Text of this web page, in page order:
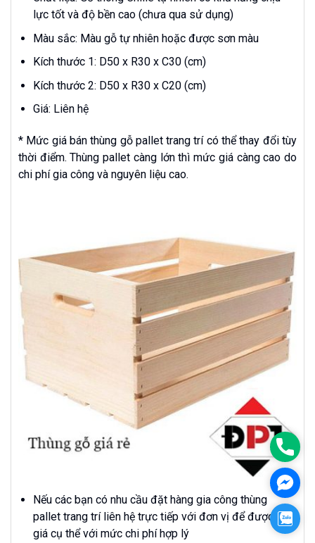
lực tốt và độ bền cao (chưa qua sử dụng)
Màu sắc: Màu gỗ tự nhiên hoặc được sơn màu
Kích thước 1: D50 x R30 x C30 (cm)
Kích thước 2: D50 x R30 x C20 (cm)
Giá: Liên hệ
* Mức giá bán thùng gỗ pallet trang trí có thể thay đổi tùy
thời điểm. Thùng pallet càng lớn thì mức giá càng cao do
chi phí gia công và nguyên liệu cao.
Nếu các bạn có nhu cầu đặt hàng gia công thùng
pallet trang trí liên hệ trực tiếp với đơn vị để được báo
giá cụ thể với mức chi phí hợp lý
Zalo